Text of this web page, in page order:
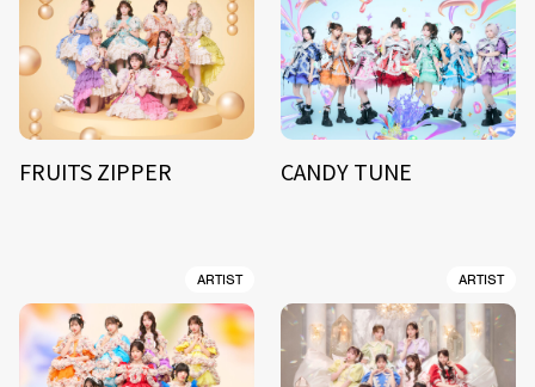
FRUITS ZIPPER CANDY TUNE
ARTIST ARTIST